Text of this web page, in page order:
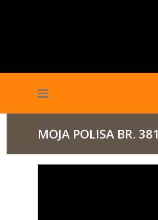
MOJA POLISA BR. 381